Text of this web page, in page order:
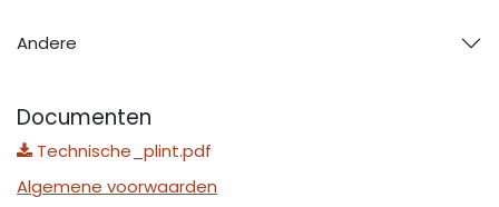
Andere
Documenten
Technische_plint.pdf
Algemene voorwaarden